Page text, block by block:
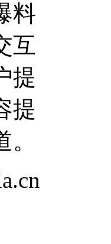
料
互
提
提